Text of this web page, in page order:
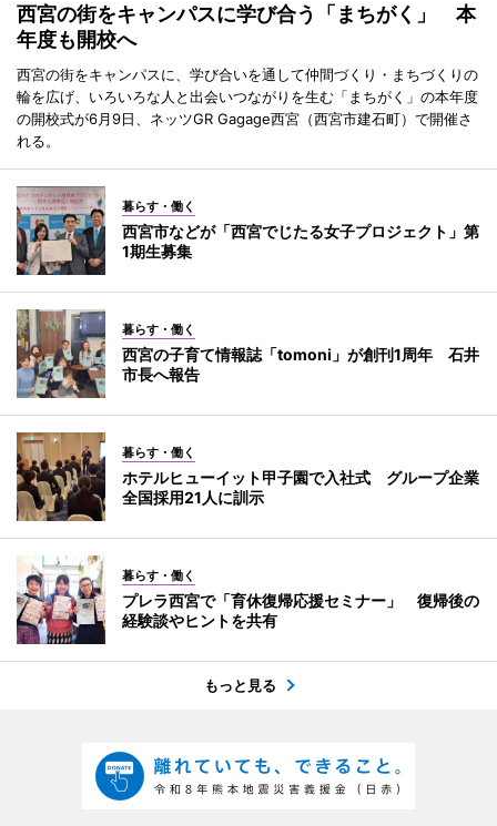
西宮の街をキャンパスに学び合う「まちがく」 本
年度も開校へ
西宮の街をキャンパスに、学び合いを通して仲間づくり・まちづくりの
輪を広げ、いろいろな人と出会いつながりを生む「まちがく」の本年度
の開校式が6月9日、ネッツGR Gagage西宮（西宮市建石町）で開催さ
れる。
暮らす・働く
西宮市などが「西宮でじたる女子プロジェクト」第
1期生募集
暮らす・働く
西宮の子育て情報誌「tomoni」が創刊1周年 石井
市長へ報告
暮らす・働く
ホテルヒューイット甲子園で入社式 グループ企業
全国採用21人に訓示
暮らす・働く
プレラ西宮で「育休復帰応援セミナー」 復帰後の
経験談やヒントを共有
もっと見る